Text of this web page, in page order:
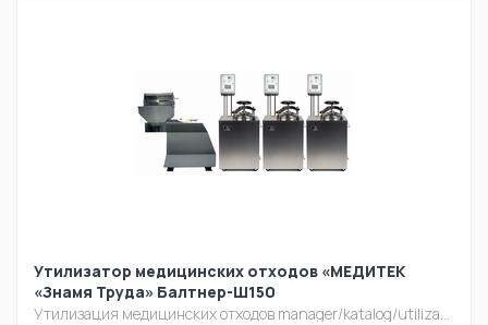
Утилизатор медицинских отходов «МЕДИТЕК
«Знамя Труда» Балтнер-Ш150
Утилизация медицинских отходов manager/katalog/utilizacia/balt-sh150.jpg